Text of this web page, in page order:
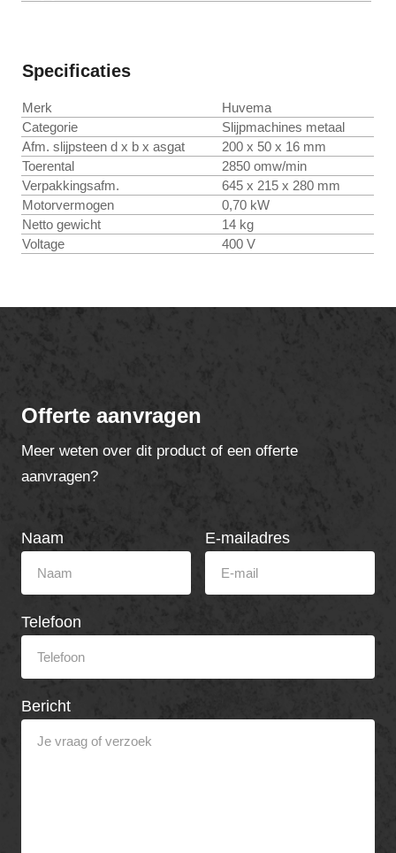
Specificaties
Merk
Huvema
Categorie
Slijpmachines metaal
Afm. slijpsteen d x b x asgat
200 x 50 x 16 mm
Toerental
2850 omw/min
Verpakkingsafm.
645 x 215 x 280 mm
Motorvermogen
0,70 kW
Netto gewicht
14 kg
Voltage
400 V
Offerte aanvragen
Meer weten over dit product of een offerte
aanvragen?
Naam E-mailadres
Telefoon
Bericht